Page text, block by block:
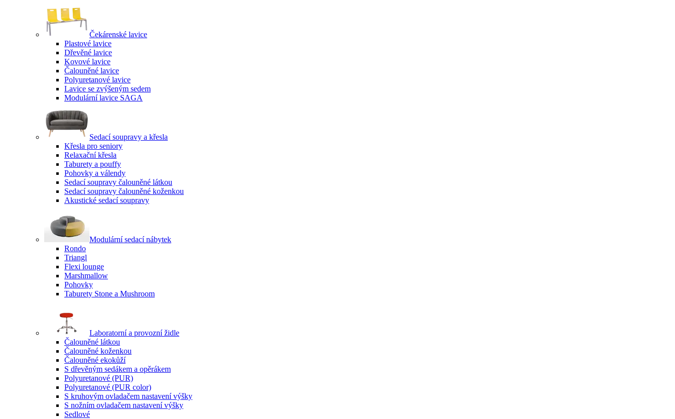
Čekárenské lavice
Plastové lavice
Dřevěné lavice
Kovové lavice
Čalouněné lavice
Polyuretanové lavice
Lavice se zvýšeným sedem
Modulární lavice SAGA
Sedací soupravy a křesla
Křesla pro seniory
Relaxační křesla
Taburety a pouffy
Pohovky a válendy
Sedací soupravy čalouněné látkou
Sedací soupravy čalouněné koženkou
Akustické sedací soupravy
Modulární sedací nábytek
Rondo
Triangl
Flexi lounge
Marshmallow
Pohovky
Taburety Stone a Mushroom
Laboratorní a provozní židle
Čalouněné látkou
Čalouněné koženkou
Čalouněné ekokůží
S dřevěným sedákem a opěrákem
Polyuretanové (PUR)
Polyuretanové (PUR color)
S kruhovým ovladačem nastavení výšky
S nožním ovladačem nastavení výšky
Sedlové